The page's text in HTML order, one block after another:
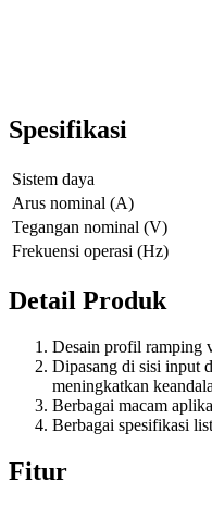
Spesifikasi
Sistem daya
Arus nominal (A)
Tegangan nominal (V)
Frekuensi operasi (Hz)
Detail Produk
Desain profil ramping
Dipasang di sisi input
meningkatkan
Berbagai macam
Berbagai spesifikasi
Fitur